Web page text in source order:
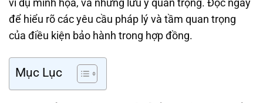
ví dụ minh họa, và những lưu ý quan trọng. Đọc ngay
để hiểu rõ các yêu cầu pháp lý và tầm quan trọng
của điều kiện bảo hành trong hợp đồng.
Mục Lục